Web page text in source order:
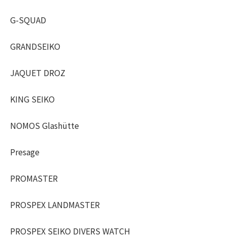
G-SQUAD
GRANDSEIKO
JAQUET DROZ
KING SEIKO
NOMOS Glashütte
Presage
PROMASTER
PROSPEX LANDMASTER
PROSPEX SEIKO DIVERS WATCH